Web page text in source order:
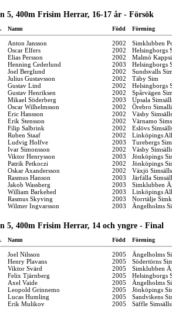
5, 400m Frisim Herrar, 16-17 år - Försök
Namn Född Förening
Anton Jansson 2002
Simklubben
Oscar Elfers 2002
Helsingborgs
Elias Persson 2002
Malmö
Henning Cederlund 2003
Helsingborgs
Joel Berglund 2002
Sundsvalls
Julius Gustavsson 2002
Täby Sim
Gustav Lind 2002
Helsingborgs
Gustav Henriksen 2002
Spårvägen
Mikael Söderberg 2003
Upsala
Oscar Wilhelmsson 2002
Örebro
Eric Hansson 2002
Väsby
Erik Stensson 2002
Värnamo
Filip Salbrink 2002
Eslövs
Ruben Staaf 2002
Linköpings
Ludvig Holfve 2003
Turebergs
Ivar Simonsson 2002
Väsby
Viktor Henrysson 2003
Jönköpings
Patrik Petkoczi 2002
Jönköpings
Oskar Axandersson 2002
Växjö
Rasmus Hanson 2003
Järfälla
Jakob Wassberg 2003
Simklubben
William Barkehed 2003
Linköpings
Rasmus Skyving 2003
Norrtälje
Wilmer Ingvarsson 2003 Ängelholms
5, 400m Frisim Herrar, 14 och yngre - Final
Namn Född Förening
Joel Nilsson 2005
Ängelholms
Henry Plavans 2005
Södertörns
Viktor Svärd 2005
Simklubben
Felix Tjärnberg 2005
Helsingborgs
Axel Vaide 2005
Ängelholms
Leopold Grinnemo 2005
Jönköpings
Lucas Humling 2005
Sandvikens
Erik Mulikov 2005 Säffle